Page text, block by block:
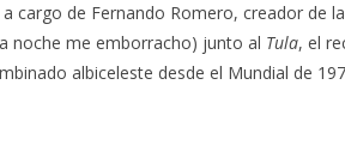
cargo de Fernando Romero, creador de
noche me emborracho) junto al Tula, el
albiceleste desde el Mundial de